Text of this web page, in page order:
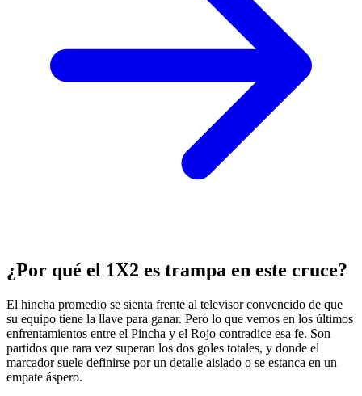
¿Por qué el 1X2 es trampa en este cruce?
El hincha promedio se sienta frente al televisor convencido de que
su equipo tiene la llave para ganar. Pero lo que vemos en los últimos
enfrentamientos entre el Pincha y el Rojo contradice esa fe. Son
partidos que rara vez superan los dos goles totales, y donde el
marcador suele definirse por un detalle aislado o se estanca en un
empate áspero.